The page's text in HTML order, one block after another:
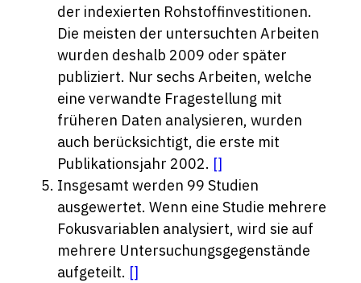
der indexierten Rohstoffinvestitionen.
Die meisten der untersuchten Arbeiten
wurden deshalb 2009 oder später
publiziert. Nur sechs Arbeiten, welche
eine verwandte Fragestellung mit
früheren Daten analysieren, wurden
auch berücksichtigt, die erste mit
Publikationsjahr 2002. []
Insgesamt werden 99 Studien
ausgewertet. Wenn eine Studie mehrere
Fokusvariablen analysiert, wird sie auf
mehrere Untersuchungsgegenstände
aufgeteilt. []